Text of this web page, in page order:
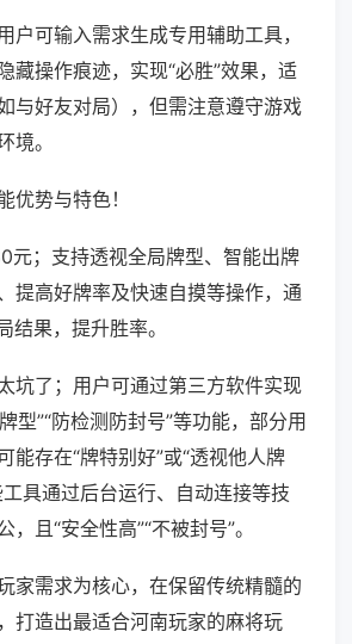
户可输入需求生成专用辅助工具，
藏操作痕迹，实现“必胜”效果，适
与好友对局），但需注意遵守游戏
境。
优势与特色！
元；支持透视全局牌型、智能出牌
提高好牌率及快速自摸等操作，通
结果，提升胜率。
坑了；用户可通过第三方软件实现
型”“防检测防封号”等功能，部分用
能存在“牌特别好”或“透视他人牌
具通过后台运行、自动连接等技
且“安全性高”“不被封号”。
家需求为核心，在保留传统精髓的
打造出最适合河南玩家的麻将玩